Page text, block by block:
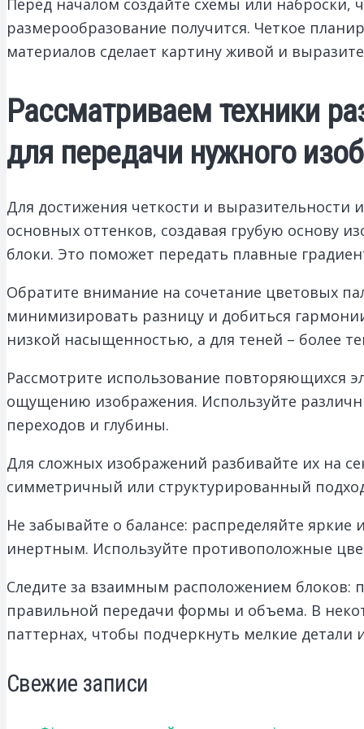
размерообразование получится. Четкое
материалов сделает картину живой и
Рассматриваем техники
для передачи нужного
Для достижения четкости и выразительности
основных оттенков, создавая грубую основу
блоки. Это поможет передать плавные
Обратите внимание на сочетание цветовых
минимизировать разницу и добиться
низкой насыщенностью, а для теней – более
Рассмотрите использование повторяющихся
ощущению изображения. Используйте
переходов и глубины.
Для сложных изображений разбивайте их на
симметричный или структурированный
Не забывайте о балансе: распределяйте
инертным. Используйте противоположные
Следите за взаимным расположением блоков:
правильной передачи формы и объема. В
паттернах, чтобы подчеркнуть мелкие детали
Свежие записи